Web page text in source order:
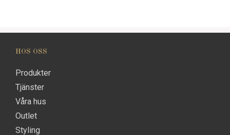
HOS OSS
Produkter
Tjänster
Våra hus
Outlet
Styling